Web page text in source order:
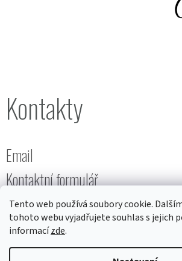
Tento web používá soubory cookie.
tohoto webu vyjadřujete souhlas s jejich
informacízde.
Kontakty
Email
Kontaktní formulář